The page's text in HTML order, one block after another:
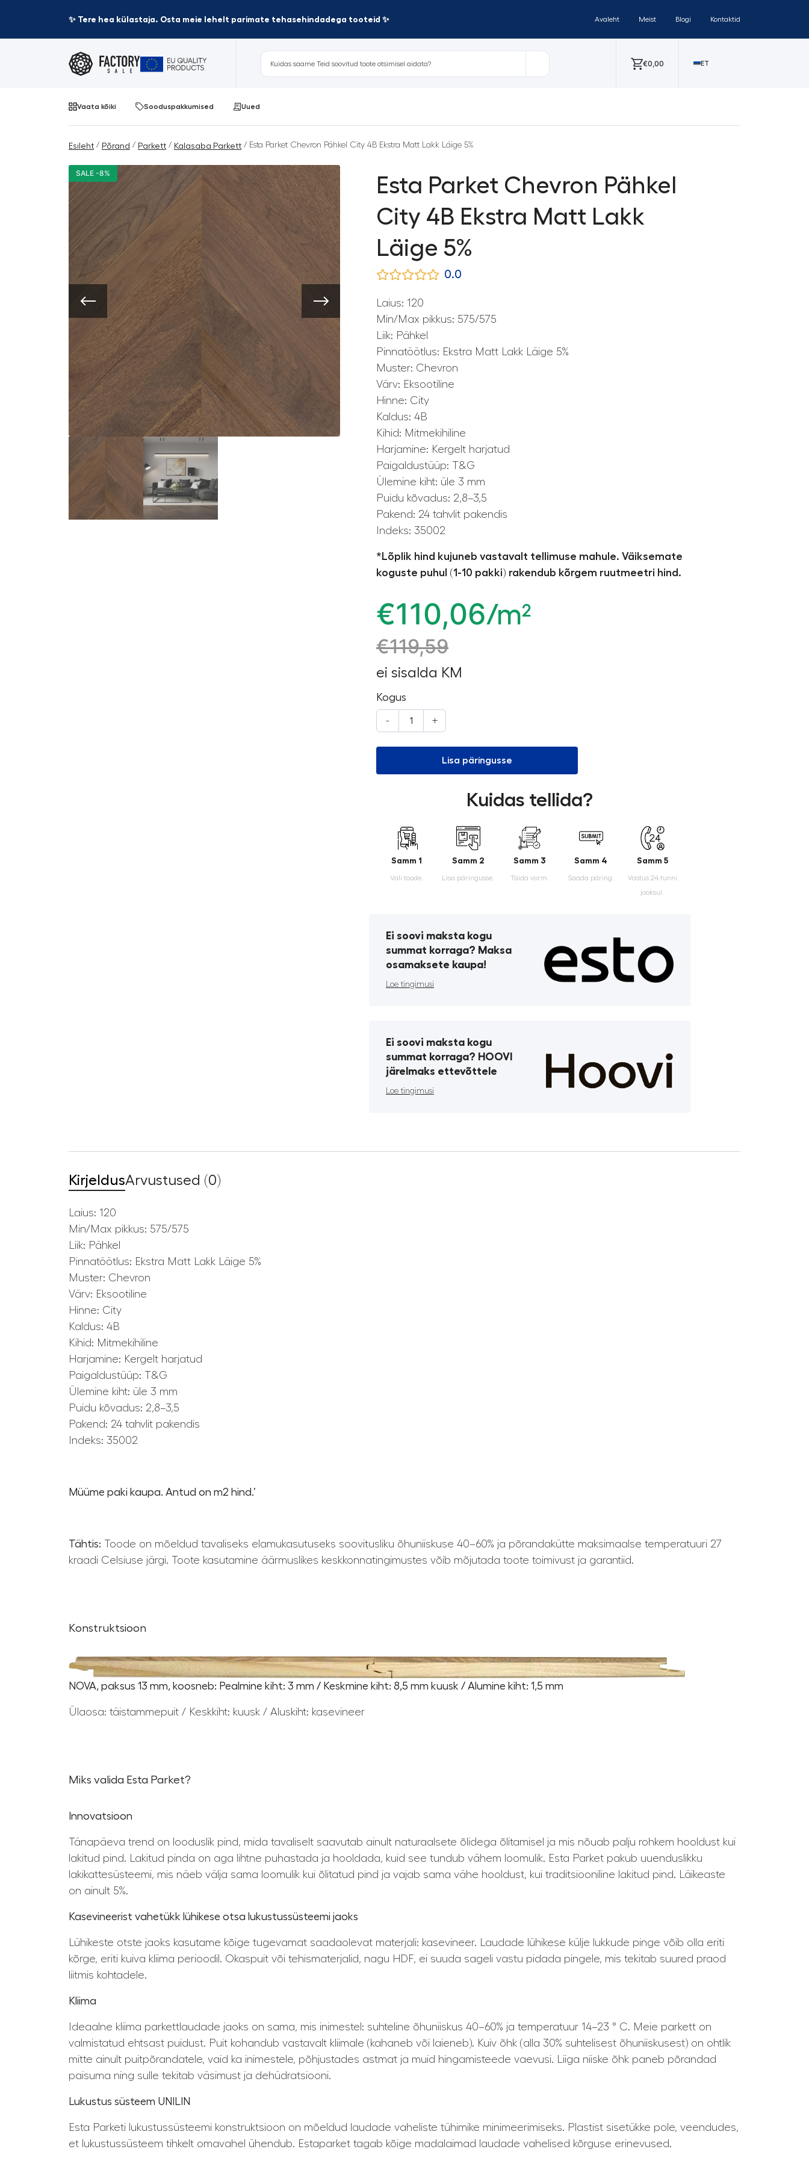
✨ Tere hea külastaja. Osta meie lehelt parimate tehasehindadega tooteid ✨ Avaleht Meist Blogi Kontaktid
€0,00 ET
Vaata kõiki Sooduspakkumised Uued
Esileht / Põrand / Parkett / Kalasaba Parkett / Esta Parket Chevron Pähkel City 4B Ekstra Matt Lakk Läige 5%
SALE -8%
Esta Parket Chevron Pähkel
City 4B Ekstra Matt Lakk
Läige 5%
0.0
Laius: 120
Min/Max pikkus: 575/575
Liik: Pähkel
Pinnatöötlus: Ekstra Matt Lakk Läige 5%
Muster: Chevron
Värv: Eksootiline
Hinne: City
Kaldus: 4B
Kihid: Mitmekihiline
Harjamine: Kergelt harjatud
Paigaldustüüp: T&G
Ülemine kiht: üle 3 mm
Puidu kõvadus: 2,8–3,5
Pakend: 24 tahvlit pakendis
Indeks: 35002
*Lõplik hind kujuneb vastavalt tellimuse mahule. Väiksemate
koguste puhul (1-10 pakki) rakendub kõrgem ruutmeetri hind.
€110,06/m²
€119,59
ei sisalda KM
Kogus
- +
Lisa päringusse
Kuidas tellida?
Samm 1
Vali toode.
Samm 2
Lisa päringusse.
Samm 3
Täida vorm.
Samm 4
Saada päring.
Samm 5
Vastus 24 tunni
jooksul.
Ei soovi maksta kogu
summat korraga? Maksa
osamaksete kaupa!
Loe tingimusi
Ei soovi maksta kogu
summat korraga? HOOVI
järelmaks ettevõttele
Loe tingimusi
KirjeldusArvustused (0)
Laius: 120
Min/Max pikkus: 575/575
Liik: Pähkel
Pinnatöötlus: Ekstra Matt Lakk Läige 5%
Muster: Chevron
Värv: Eksootiline
Hinne: City
Kaldus: 4B
Kihid: Mitmekihiline
Harjamine: Kergelt harjatud
Paigaldustüüp: T&G
Ülemine kiht: üle 3 mm
Puidu kõvadus: 2,8–3,5
Pakend: 24 tahvlit pakendis
Indeks: 35002
Müüme paki kaupa. Antud on m2 hind.’
Tähtis: Toode on mõeldud tavaliseks elamukasutuseks soovitusliku õhuniiskuse 40–60% ja põrandakütte maksimaalse temperatuuri 27
kraadi Celsiuse järgi. Toote kasutamine äärmuslikes keskkonnatingimustes võib mõjutada toote toimivust ja garantiid.
Konstruktsioon
NOVA, paksus 13 mm, koosneb: Pealmine kiht: 3 mm / Keskmine kiht: 8,5 mm kuusk / Alumine kiht: 1,5 mm
Ülaosa: täistammepuit / Keskkiht: kuusk / Aluskiht: kasevineer
Miks valida Esta Parket?
Innovatsioon
Tänapäeva trend on looduslik pind, mida tavaliselt saavutab ainult naturaalsete õlidega õlitamisel ja mis nõuab palju rohkem hooldust kui
lakitud pind. Lakitud pinda on aga lihtne puhastada ja hooldada, kuid see tundub vähem loomulik. Esta Parket pakub uuenduslikku
lakikattesüsteemi, mis näeb välja sama loomulik kui õlitatud pind ja vajab sama vähe hooldust, kui traditsiooniline lakitud pind. Läikeaste
on ainult 5%.
Kasevineerist vahetükk lühikese otsa lukustussüsteemi jaoks
Lühikeste otste jaoks kasutame kõige tugevamat saadaolevat materjali: kasevineer. Laudade lühikese külje lukkude pinge võib olla eriti
kõrge, eriti kuiva kliima perioodil. Okaspuit või tehismaterjalid, nagu HDF, ei suuda sageli vastu pidada pingele, mis tekitab suured praod
liitmis kohtadele.
Kliima
Ideaalne kliima parkettlaudade jaoks on sama, mis inimestel: suhteline õhuniiskus 40–60% ja temperatuur 14–23 ° C. Meie parkett on
valmistatud ehtsast puidust. Puit kohandub vastavalt kliimale (kahaneb või laieneb). Kuiv õhk (alla 30% suhtelisest õhuniiskusest) on ohtlik
mitte ainult puitpõrandatele, vaid ka inimestele, põhjustades astmat ja muid hingamisteede vaevusi. Liiga niiske õhk paneb põrandad
paisuma ning sulle tekitab väsimust ja dehüdratsiooni.
Lukustus süsteem UNILIN
Esta Parketi lukustussüsteemi konstruktsioon on mõeldud laudade vaheliste tühimike minimeerimiseks. Plastist sisetükke pole, veendudes,
et lukustussüsteem tihkelt omavahel ühendub. Estaparket tagab kõige madalaimad laudade vahelised kõrguse erinevused.